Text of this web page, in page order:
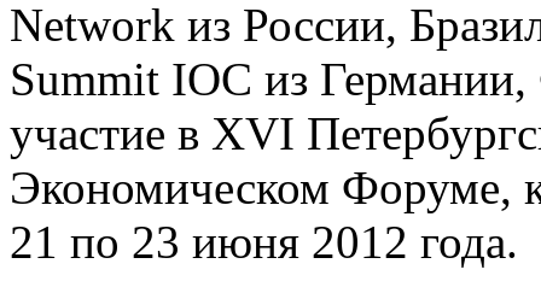
Network из России,
Summit IOC из
участие в XVI
Экономическом Форуме,
21 по 23 июня 2012 года.